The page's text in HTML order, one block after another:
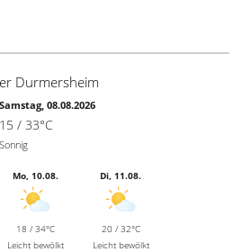
Durmersheim
Samstag, 08.08.2026
15 / 33°C
Sonnig
Mo, 10.08.
18 / 34°C
Leicht bewölkt
Di, 11.08.
20 / 32°C
Leicht bewölkt